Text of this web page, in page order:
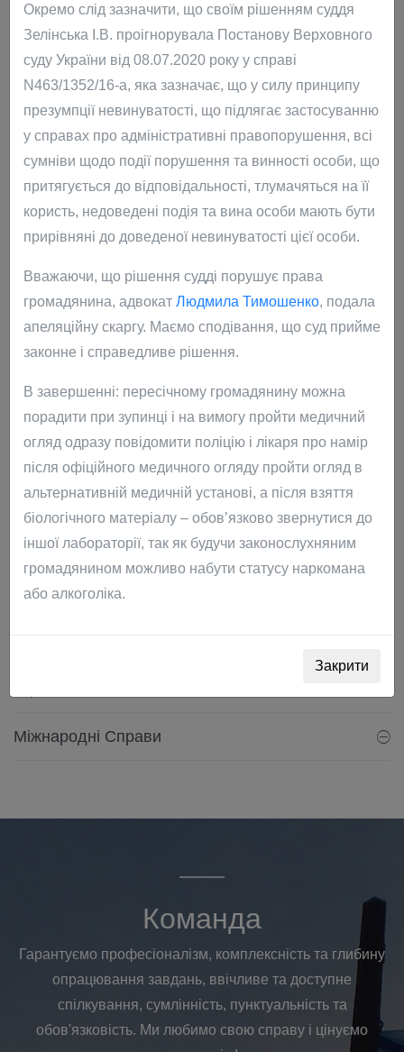
області про визнання протиправним та скасування
податкового повідомлення-рішення. Харківський
окружний адміністративний суд. Успішно завершено.
Захист інтересів позивача за адміністративним
позовом про визнання протиправною та скасування
постанови у справі про адміністративне
правопорушення. Київський районний суд м. Харкова.
Успішно завершено.
Захист права позивача за позовом про визнання
протиправними та скасування наказів, поновлення на
посаді, стягнення середнього заробітку за час
вимушеного прогулу в розмірі 205569,89 грн і
стягнення моральної шкоди в розмірі 10000 грн.
Захист інтересів позивача за позовом на ухвалу
Шевченківського районного суду м. Харкова про видачу
судового наказу про стягнення аліментів на утримання
неповнолітньої дитини. Харківський апеляційний суд.
Успішно завершено.
Плюс понад 1000 успішно завершених кримінальних,
господарських, підприємницьких, корпоративних та
Міжнародні Справи
Команда
Гарантуємо професіоналізм, комплексність та глибину
опрацювання завдань, ввічливе та доступне
спілкування, сумлінність, пунктуальність та
обов'язковість. Ми любимо свою справу і цінуємо
Окремо слід зазначити, що своїм рішенням суддя
Зелінська І.В. проігнорувала Постанову Верховного
суду України від 08.07.2020 року у справі
N463/1352/16-а, яка зазначає, що у силу принципу
презумпції невинуватості, що підлягає застосуванню
у справах про адміністративні правопорушення, всі
сумніви щодо події порушення та винності особи, що
притягується до відповідальності, тлумачяться на її
користь, недоведені подія та вина особи мають бути
прирівняні до доведеної невинуватості цієї особи.
Вважаючи, що рішення судді порушує права
громадянина, адвокат Людмила Тимошенко, подала
апеляційну скаргу. Маємо сподівання, що суд прийме
законне і справедливе рішення.
В завершенні: пересічному громадянину можна
порадити при зупинці і на вимогу пройти медичний
огляд одразу повідомити поліцію і лікаря про намір
після офіційного медичного огляду пройти огляд в
альтернативній медичній установі, а після взяття
біологічного матеріалу – обов’язково звернутися до
іншої лабораторії, так як будучи законослухняним
громадянином можливо набути статусу наркомана
або алкоголіка.
Закрити